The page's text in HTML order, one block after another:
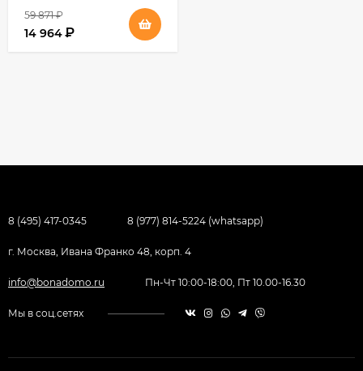
59 871 ₽
14 964₽
8 (495) 417-0345 8 (977) 814-5224 (whatsapp)
г. Москва, Ивана Франко 48, корп. 4
info@bonadomo.ru Пн-Чт 10:00-18:00, Пт 10.00-16.30
Мы в соц.сетях